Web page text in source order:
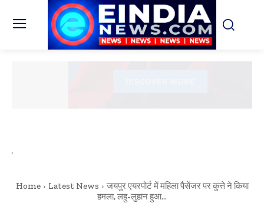
Home Latest News
जयपुर एयरपोर्ट में महिला पैसेंजर पर कुत्ते ने किया
हमला, लहु-लुहान हुआ...